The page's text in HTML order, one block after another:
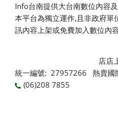
Info台南提供大台南數位內容
本平台為獨立運作,且非政府單
訊內容上架或免費加入數位內
店店
統一編號: 27957266 熱賣國
(06)208 7855